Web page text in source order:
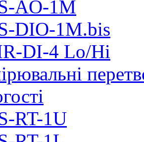
AO-1М
DIO-1M.bis
DI-4 Lo/Hi
RT-1U